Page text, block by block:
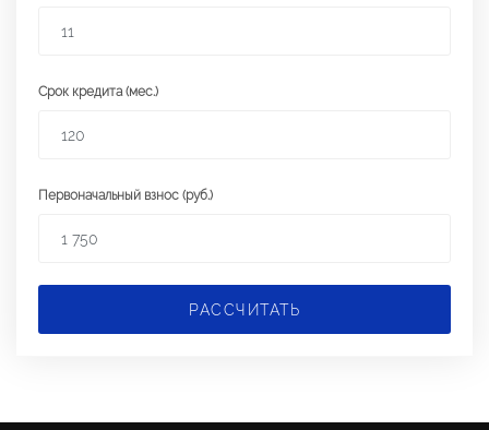
Срок кредита (мес.)
Первоначальный взнос (руб.)
РАССЧИТАТЬ